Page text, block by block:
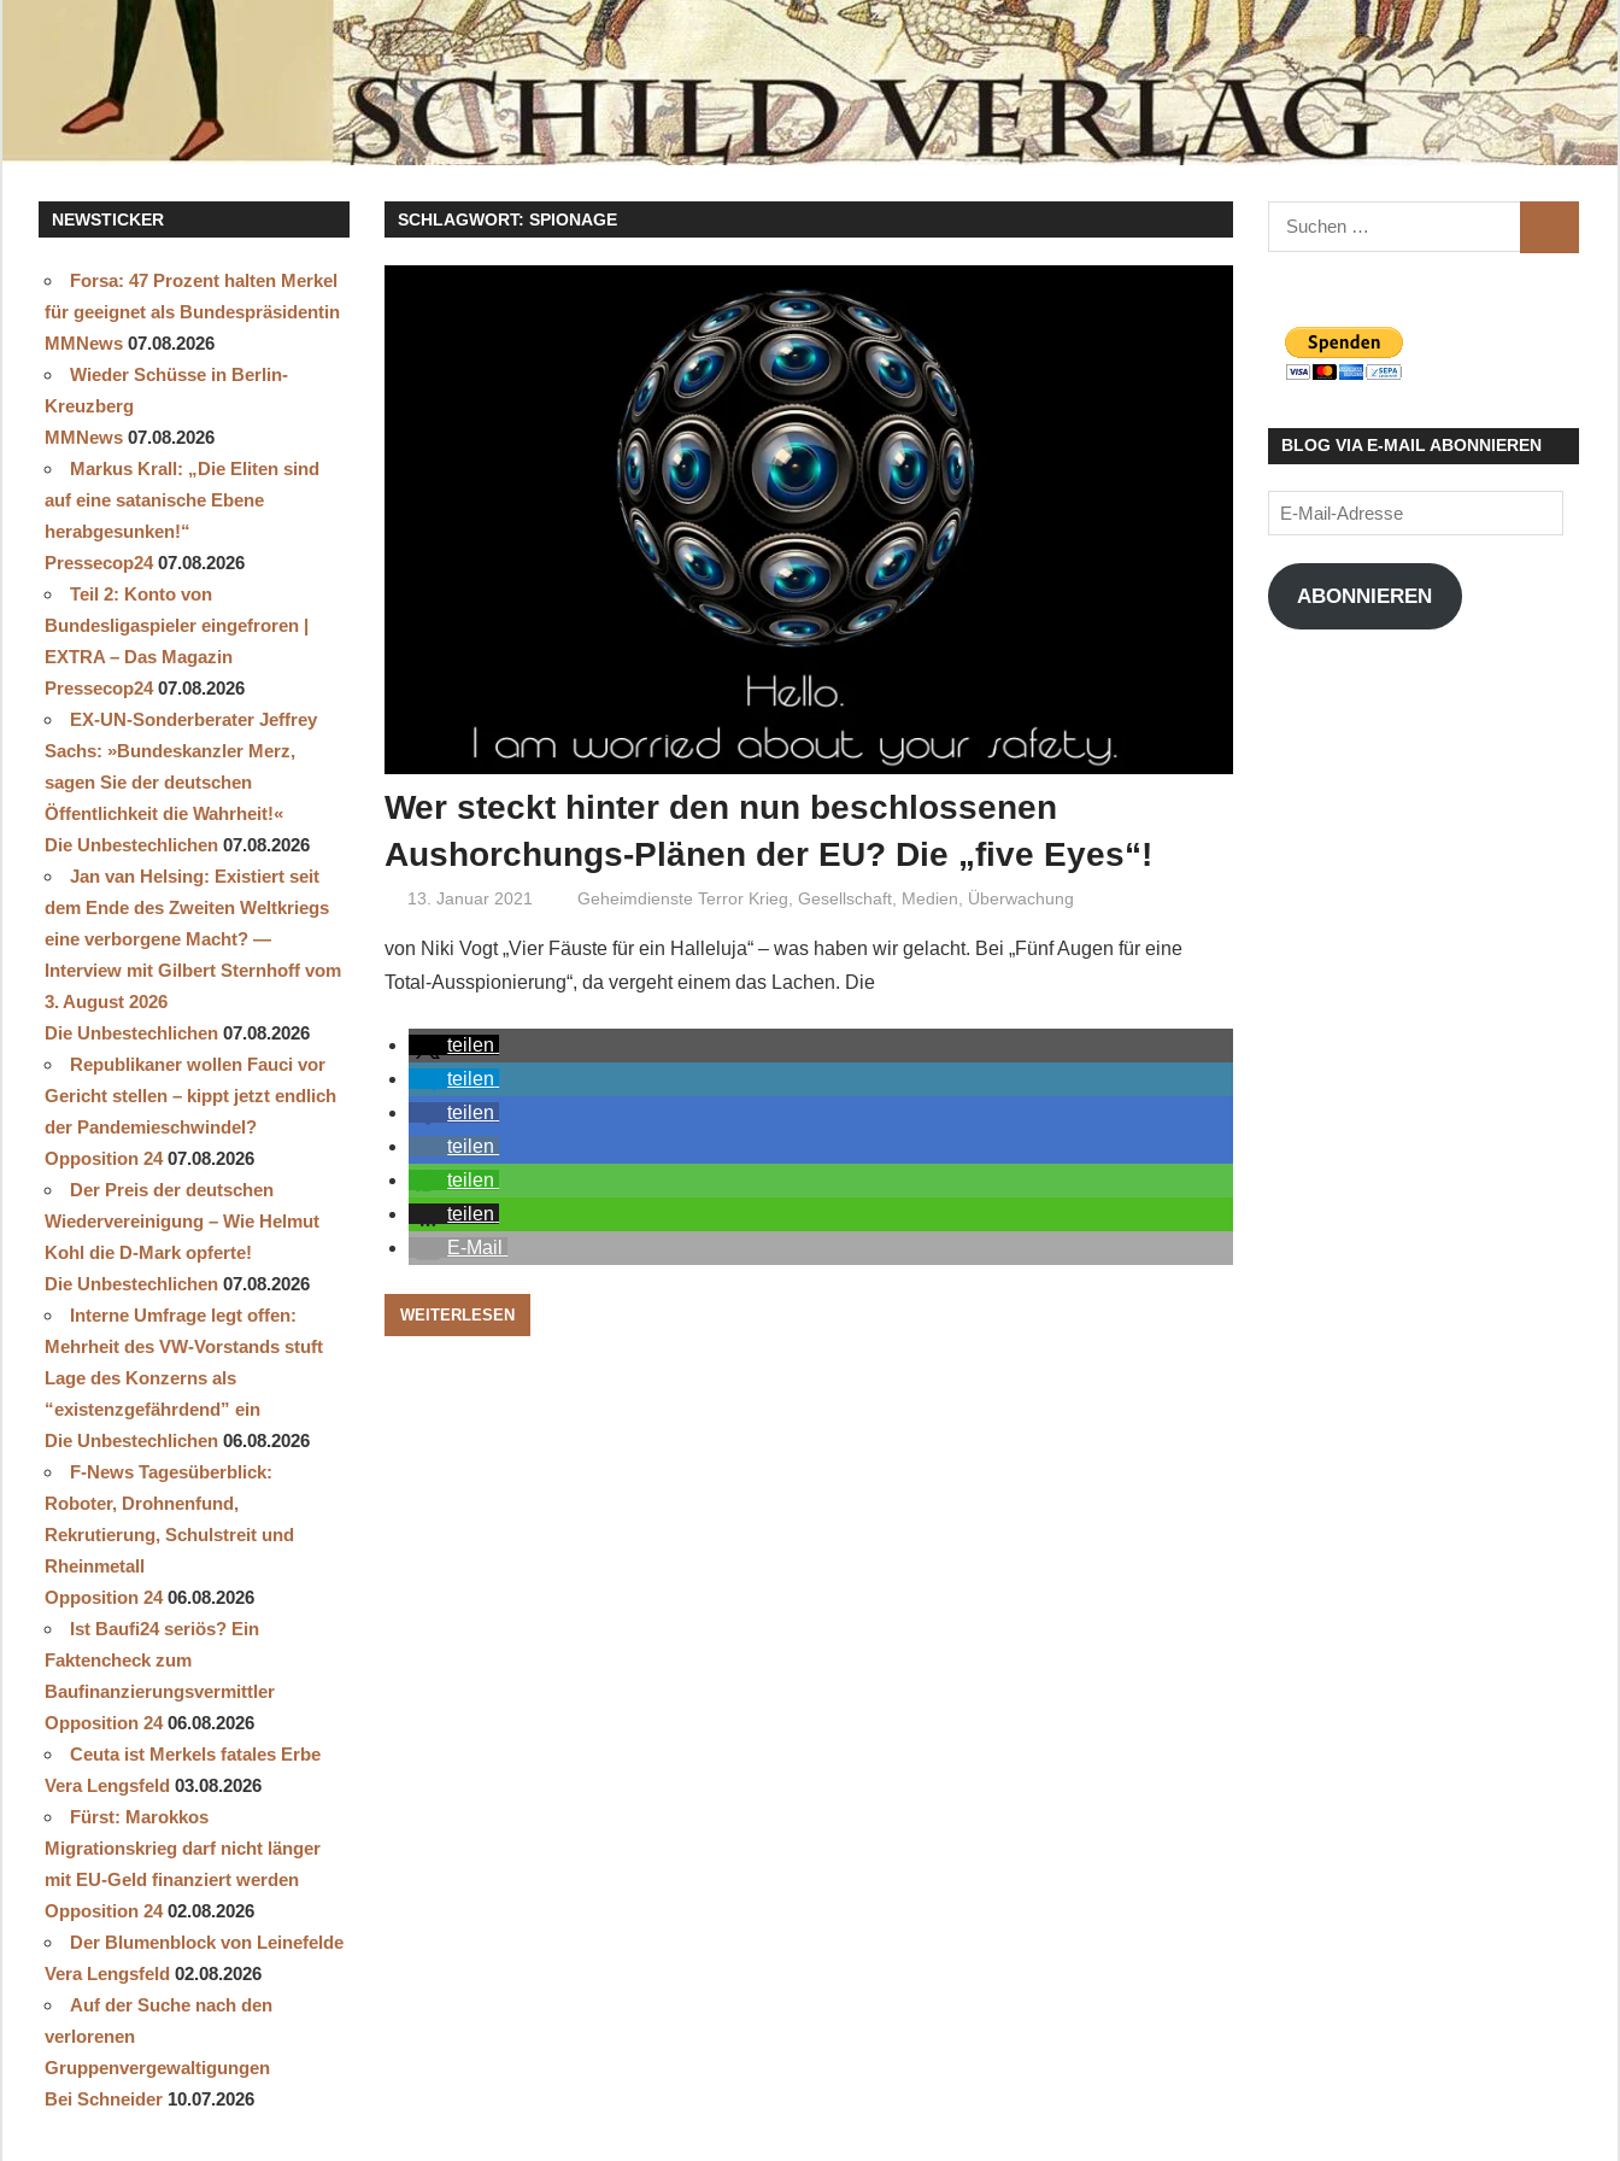
SCHLAGWORT:SPIONAGE
Wer steckt hinter den nun beschlossenen
Aushorchungs-Plänen der EU? Die „five Eyes“!
13. Januar 2021 Niki Vogt
Geheimdienste Terror Krieg Gesellschaft, Medien Überwachung
von Niki Vogt „Vier Fäuste für ein Halleluja“ – was haben wir gelacht. Bei „Fünf Augen für eine
Total-Ausspionierung“, da vergeht einem das Lachen. Die
teilen
teilen
teilen
teilen
teilen
teilen
E-Mail
WEITERLESEN
NEWSTICKER
Forsa: 47 Prozent halten Merkel
für geeignet als Bundespräsidentin
MMNews 07.08.2026
Wieder Schüsse in Berlin-
Kreuzberg
MMNews 07.08.2026
Markus Krall: „Die Eliten sind
auf eine satanische Ebene
herabgesunken!“
Pressecop24 07.08.2026
Teil 2: Konto von
Bundesligaspieler eingefroren |
EXTRA – Das Magazin
Pressecop24 07.08.2026
EX-UN-Sonderberater Jeffrey
Sachs: »Bundeskanzler Merz,
sagen Sie der deutschen
Öffentlichkeit die Wahrheit!«
Die Unbestechlichen 07.08.2026
Jan van Helsing: Existiert seit
dem Ende des Zweiten Weltkriegs
eine verborgene Macht? —
Interview mit Gilbert Sternhoff vom
3. August 2026
Die Unbestechlichen 07.08.2026
Republikaner wollen Fauci vor
Gericht stellen – kippt jetzt endlich
der Pandemieschwindel?
Opposition 24 07.08.2026
Der Preis der deutschen
Wiedervereinigung – Wie Helmut
Kohl die D‑Mark opferte!
Die Unbestechlichen 07.08.2026
Interne Umfrage legt offen:
Mehrheit des VW-Vorstands stuft
Lage des Konzerns als
“existenzgefährdend” ein
Die Unbestechlichen 06.08.2026
F-News Tagesüberblick:
Roboter, Drohnenfund,
Rekrutierung, Schulstreit und
Rheinmetall
Opposition 24 06.08.2026
Ist Baufi24 seriös? Ein
Faktencheck zum
Baufinanzierungsvermittler
Opposition 24 06.08.2026
Ceuta ist Merkels fatales Erbe
Vera Lengsfeld 03.08.2026
Fürst: Marokkos
Migrationskrieg darf nicht länger
mit EU-Geld finanziert werden
Opposition 24 02.08.2026
Der Blumenblock von Leinefelde
Vera Lengsfeld 02.08.2026
Auf der Suche nach den
verlorenen
Gruppenvergewaltigungen
Bei Schneider 10.07.2026
Suchen
nach:
BLOG VIA E-MAIL ABONNIEREN
E-
Mail-
Adresse
ABONNIEREN